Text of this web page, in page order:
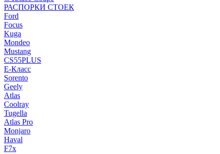
РАСПОРКИ СТОЕК
Ford
Focus
Kuga
Mondeo
Mustang
CS55PLUS
E-Класс
Sorento
Geely
Atlas
Coolray
Tugella
Atlas Pro
Monjaro
Haval
F7x